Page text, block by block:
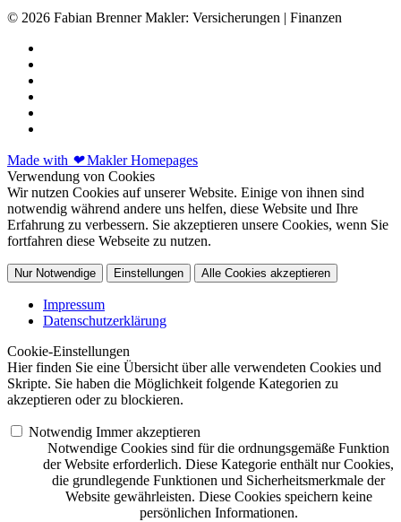
© 2026 Fabian Brenner Makler: Versicherungen | Finanzen
Made with ❤Makler Homepages
Verwendung von Cookies
Wir nutzen Cookies auf unserer Website. Einige von ihnen sind
notwendig während andere uns helfen, diese Website und Ihre
Erfahrung zu verbessern. Sie akzeptieren unsere Cookies, wenn Sie
fortfahren diese Webseite zu nutzen.
Nur Notwendige Einstellungen Alle Cookies akzeptieren
Impressum
Datenschutzerklärung
Cookie-Einstellungen
Hier finden Sie eine Übersicht über alle verwendeten Cookies und
Skripte. Sie haben die Möglichkeit folgende Kategorien zu
akzeptieren oder zu blockieren.
Notwendig Immer akzeptieren
Notwendige Cookies sind für die ordnungsgemäße Funktion
der Website erforderlich. Diese Kategorie enthält nur Cookies,
die grundlegende Funktionen und Sicherheitsmerkmale der
Website gewährleisten. Diese Cookies speichern keine
persönlichen Informationen.